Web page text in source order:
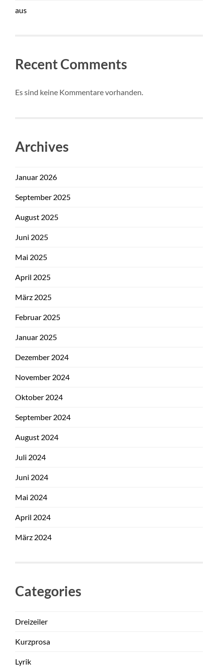
aus
Recent Comments
Es sind keine Kommentare vorhanden.
Archives
Januar 2026
September 2025
August 2025
Juni 2025
Mai 2025
April 2025
März 2025
Februar 2025
Januar 2025
Dezember 2024
November 2024
Oktober 2024
September 2024
August 2024
Juli 2024
Juni 2024
Mai 2024
April 2024
März 2024
Categories
Dreizeiler
Kurzprosa
Lyrik